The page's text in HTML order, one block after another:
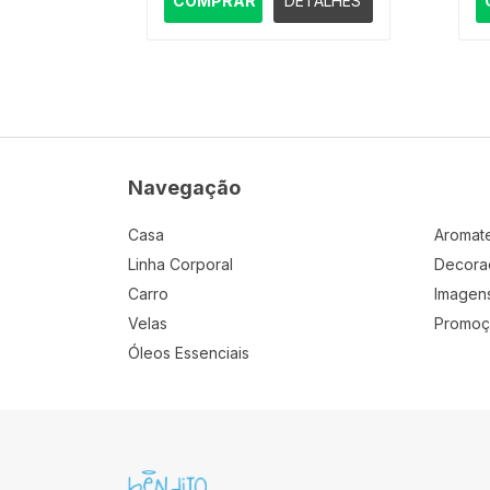
Navegação
Casa
Linha Corporal
Carro
Velas
Óleos Essenciais